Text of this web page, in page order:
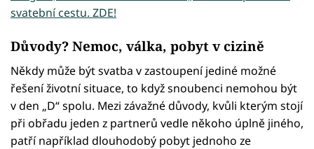
svatební cestu. ZDE!
Důvody? Nemoc, válka, pobyt v cizině
Někdy může být svatba v zastoupení jediné možné
řešení životní situace, to když snoubenci nemohou být
v den „D“ spolu. Mezi závažné důvody, kvůli kterým stojí
při obřadu jeden z partnerů vedle někoho úplně jiného,
patří například dlouhodobý pobyt jednoho ze